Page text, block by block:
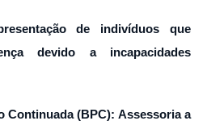
de indivíduos que
devido a incapacidades
Continuada (BPC): Assessoria a